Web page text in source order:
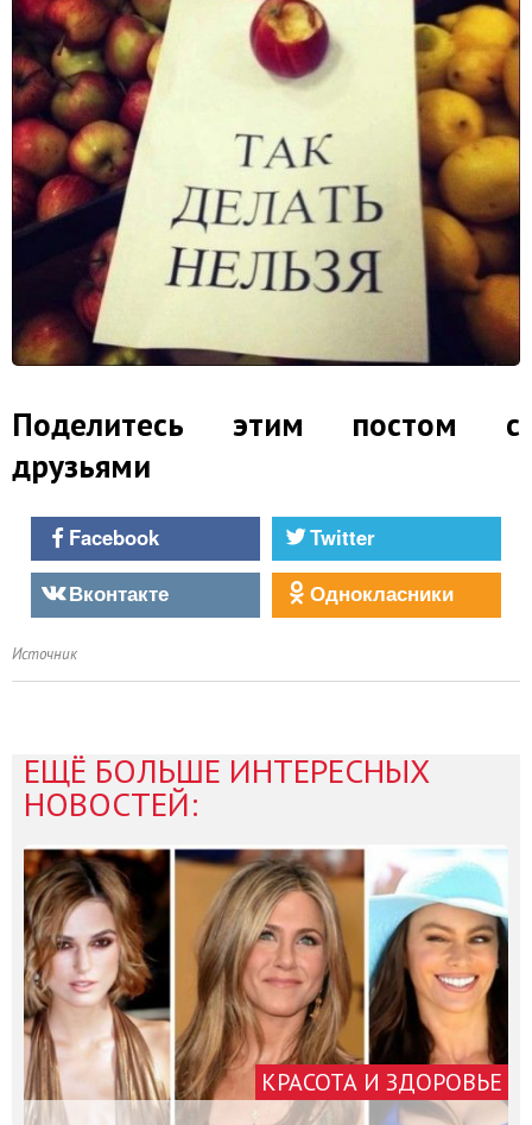
Поделитесь этим постом с
друзьями
Facebook
Twitter
Вконтакте
Однокласники
Источник
ЕЩЁ БОЛЬШЕ ИНТЕРЕСНЫХ
НОВОСТЕЙ:
КРАСОТА И ЗДОРОВЬЕ